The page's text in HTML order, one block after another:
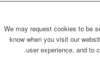
We may request cookies to be
know when you visit our
user experience, and to